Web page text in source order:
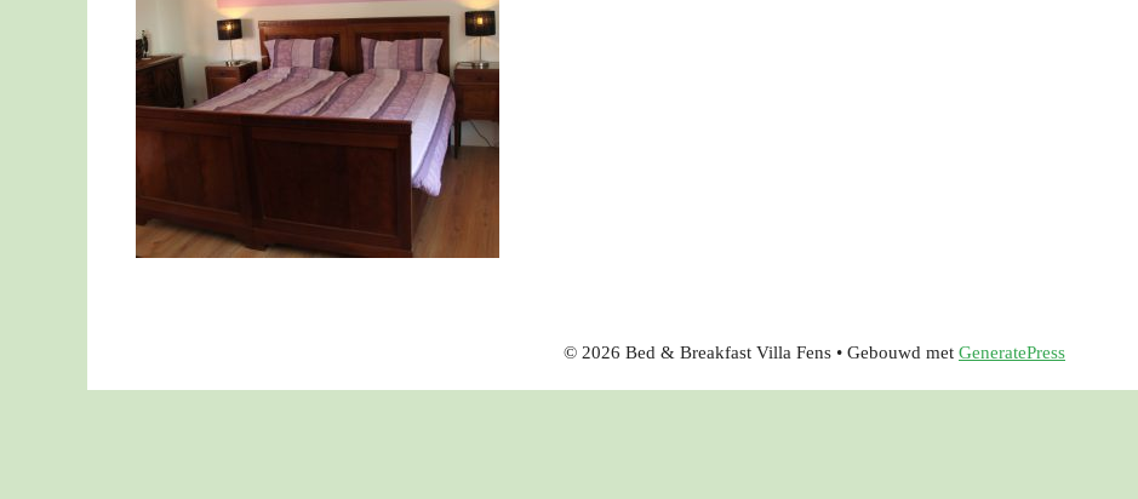
© 2026 Bed & Breakfast Villa Fens • Gebouwd met GeneratePress